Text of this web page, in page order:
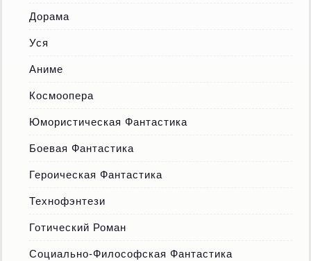
Дорама
Уся
Аниме
Космоопера
Юмористическая Фантастика
Боевая Фантастика
Героическая Фантастика
Технофэнтези
Готический Роман
Социально-Философская Фантастика